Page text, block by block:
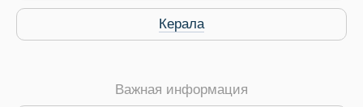
Керала
Важная информация